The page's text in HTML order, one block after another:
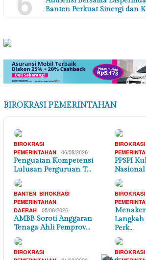
Banten Perkuat Sinergi dan
BIROKRASI PEMERINTAHAN
BIROKRASI
PEMERINTAHAN
06/08/2026
Penguatan Kompetensi
Lulusan Perguruan T…
BIROKRASI
PPSPI
BANTEN, BIROKRASI
PEMERINTAHAN,
DAERAH 05/08/2026
AMBB Soroti Anggaran
Tenaga Ahli Pemprov…
BIROKRASI
Langkah
Perk…
BIROKRASI
BIROKRASI